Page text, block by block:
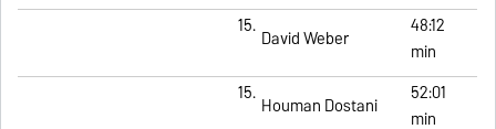
15. David Weber
48:12
min
15. Houman Dostani
52:01
min